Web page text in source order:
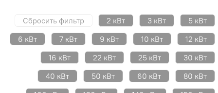
Сбросить фильтр 2 кВт 3 кВт
5 кВт
6 кВт
7 кВт 9 кВт 10 кВт
12 кВт
16 кВт
22 кВт 25 кВт
30 кВт
40 кВт
50 кВт 60 кВт
80 кВт